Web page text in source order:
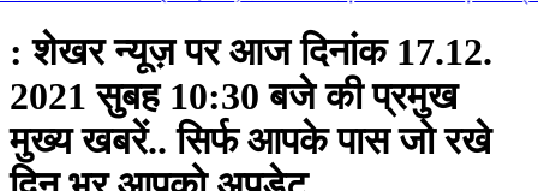
: शेखर न्यूज़ पर आज दिनांक 17.12.
2021 सुबह 10:30 बजे की प्रमुख
मुख्य खबरें.. सिर्फ आपके पास जो रखे